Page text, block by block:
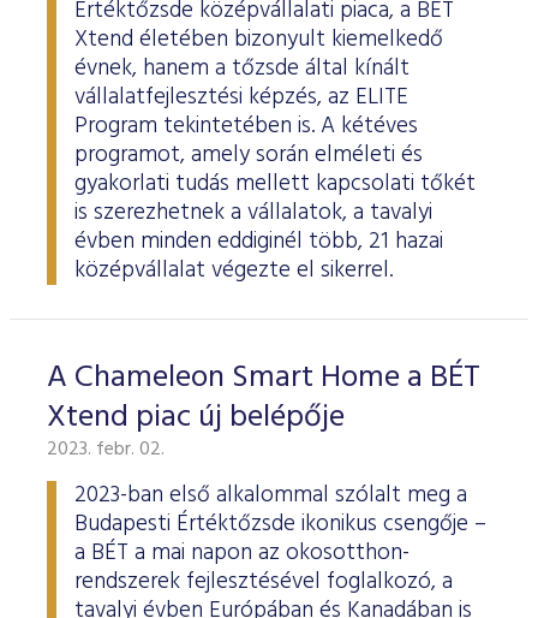
Értéktőzsde középvállalati piaca, a BÉT
Xtend életében bizonyult kiemelkedő
évnek, hanem a tőzsde által kínált
vállalatfejlesztési képzés, az ELITE
Program tekintetében is. A kétéves
programot, amely során elméleti és
gyakorlati tudás mellett kapcsolati tőkét
is szerezhetnek a vállalatok, a tavalyi
évben minden eddiginél több, 21 hazai
középvállalat végezte el sikerrel.
A Chameleon Smart Home a BÉT
Xtend piac új belépője
2023. febr. 02.
2023-ban első alkalommal szólalt meg a
Budapesti Értéktőzsde ikonikus csengője –
a BÉT a mai napon az okosotthon-
rendszerek fejlesztésével foglalkozó, a
tavalyi évben Európában és Kanadában is